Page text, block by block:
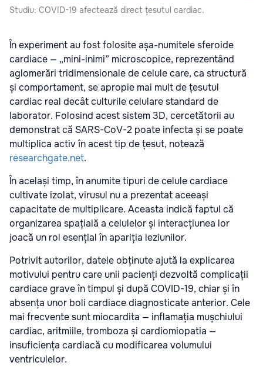
Studiu: COVID-19 afectează direct țesutul cardiac.
În experiment au fost folosite așa-numitele sferoide
cardiace — „mini-inimi” microscopice, reprezentând
aglomerări tridimensionale de celule care, ca structură
și comportament, se apropie mai mult de țesutul
cardiac real decât culturile celulare standard de
laborator. Folosind acest sistem 3D, cercetătorii au
demonstrat că SARS-CoV-2 poate infecta și se poate
multiplica activ în acest tip de țesut, notează
researchgate.net.
În același timp, în anumite tipuri de celule cardiace
cultivate izolat, virusul nu a prezentat aceeași
capacitate de multiplicare. Aceasta indică faptul că
organizarea spațială a celulelor și interacțiunea lor
joacă un rol esențial în apariția leziunilor.
Potrivit autorilor, datele obținute ajută la explicarea
motivului pentru care unii pacienți dezvoltă complicații
cardiace grave în timpul și după COVID-19, chiar și în
absența unor boli cardiace diagnosticate anterior. Cele
mai frecvente sunt miocardita — inflamația mușchiului
cardiac, aritmiile, tromboza și cardiomiopatia —
insuficiența cardiacă cu modificarea volumului
ventriculelor.